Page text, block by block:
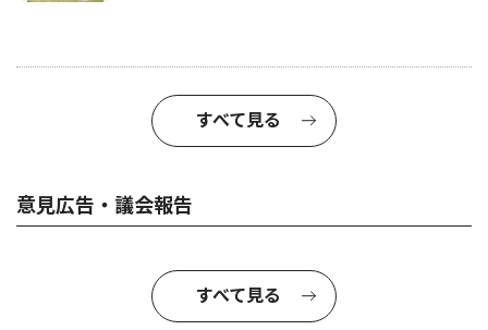
すべて見る
意見広告・議会報告
すべて見る